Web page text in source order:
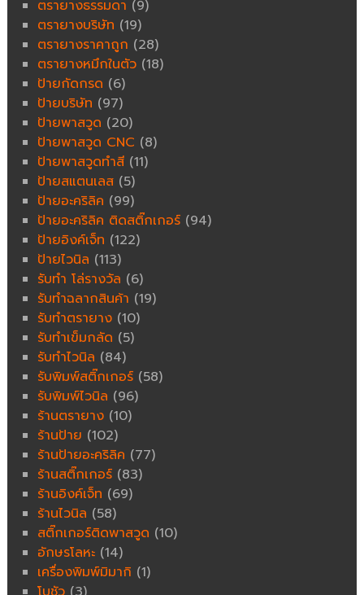
ตรายางธรรมดา (9)
ตรายางบริษัท (19)
ตรายางราคาถูก (28)
ตรายางหมึกในตัว (18)
ป้ายกัดกรด (6)
ป้ายบริษัท (97)
ป้ายพาสวูด (20)
ป้ายพาสวูด CNC (8)
ป้ายพาสวูดทำสี (11)
ป้ายสแตนเลส (5)
ป้ายอะคริลิค (99)
ป้ายอะคริลิค ติดสติ๊กเกอร์ (94)
ป้ายอิงค์เจ็ท (122)
ป้ายไวนิล (113)
รับทำ โล่รางวัล (6)
รับทำฉลากสินค้า (19)
รับทำตรายาง (10)
รับทำเข็มกลัด (5)
รับทำไวนิล (84)
รับพิมพ์สติ๊กเกอร์ (58)
รับพิมพ์ไวนิล (96)
ร้านตรายาง (10)
ร้านป้าย (102)
ร้านป้ายอะคริลิค (77)
ร้านสติ๊กเกอร์ (83)
ร้านอิงค์เจ็ท (69)
ร้านไวนิล (58)
สติ๊กเกอร์ติดพาสวูด (10)
อักษรโลหะ (14)
เครื่องพิมพ์มิมากิ (1)